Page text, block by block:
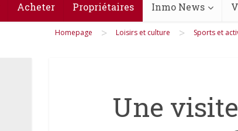
Acheter Propriétaires Inmo News
Homepage > Loisirs et culture > Sports et
Une